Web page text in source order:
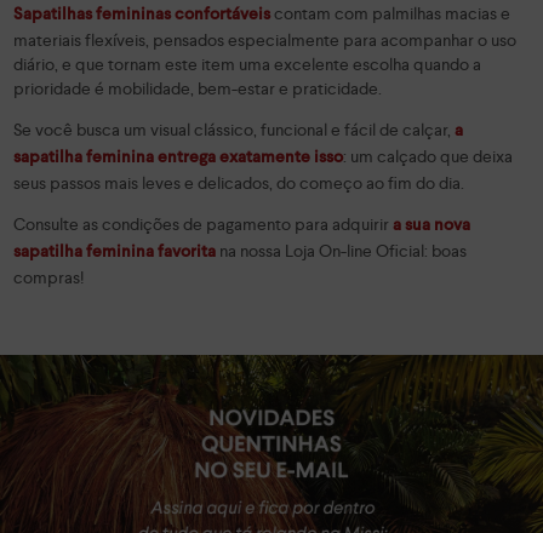
Sapatilhas femininas confortáveis contam com palmilhas macias e
materiais flexíveis, pensados especialmente para acompanhar o uso
diário, e que tornam este item uma excelente escolha quando a
prioridade é mobilidade, bem-estar e praticidade.
Se você busca um visual clássico, funcional e fácil de calçar,a
sapatilha feminina entrega exatamente isso: um calçado que deixa
seus passos mais leves e delicados, do começo ao fim do dia.
Consulte as condições de pagamento para adquirira sua nova
sapatilha feminina favorita na nossa Loja On-line Oficial: boas
compras!